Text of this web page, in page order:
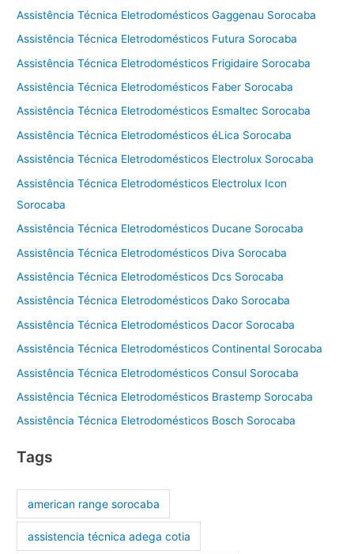
Assistência Técnica Eletrodomésticos Gaggenau Sorocaba
Assistência Técnica Eletrodomésticos Futura Sorocaba
Assistência Técnica Eletrodomésticos Frigidaire Sorocaba
Assistência Técnica Eletrodomésticos Faber Sorocaba
Assistência Técnica Eletrodomésticos Esmaltec Sorocaba
Assistência Técnica Eletrodomésticos éLica Sorocaba
Assistência Técnica Eletrodomésticos Electrolux Sorocaba
Assistência Técnica Eletrodomésticos Electrolux Icon
Sorocaba
Assistência Técnica Eletrodomésticos Ducane Sorocaba
Assistência Técnica Eletrodomésticos Diva Sorocaba
Assistência Técnica Eletrodomésticos Dcs Sorocaba
Assistência Técnica Eletrodomésticos Dako Sorocaba
Assistência Técnica Eletrodomésticos Dacor Sorocaba
Assistência Técnica Eletrodomésticos Continental Sorocaba
Assistência Técnica Eletrodomésticos Consul Sorocaba
Assistência Técnica Eletrodomésticos Brastemp Sorocaba
Assistência Técnica Eletrodomésticos Bosch Sorocaba
Tags
american range sorocaba
assistencia técnica adega cotia